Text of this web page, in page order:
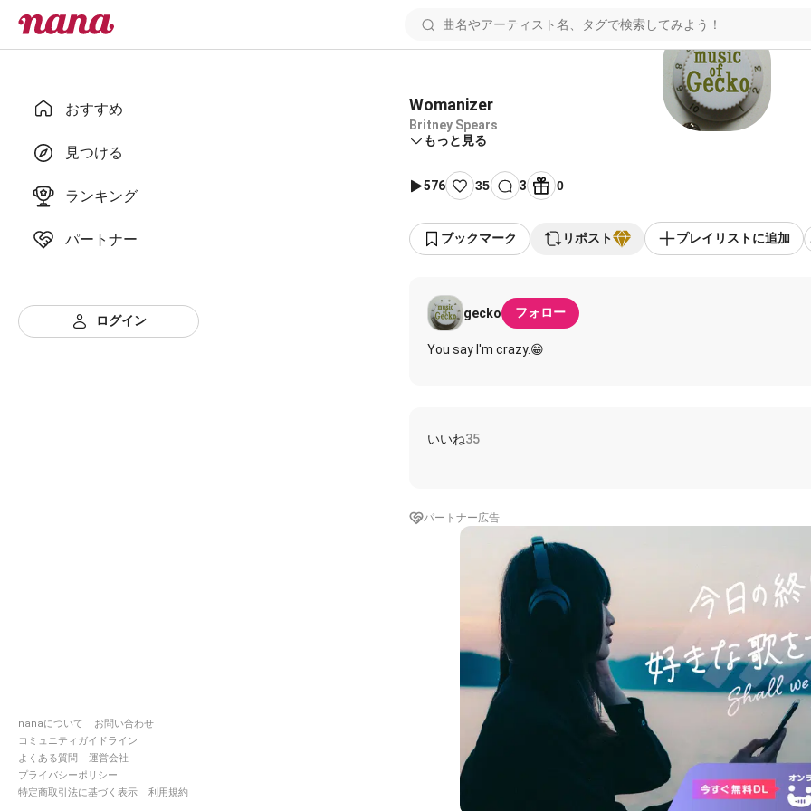
おすすめ
見つける
ランキング
パートナー
ログイン
nanaについて
お問い合わせ
コミュニティガイドライン
よくある質問
運営会社
プライバシーポリシー
特定商取引法に基づく表示
利用規約
Womanizer
Britney Spears
もっと見る
576 35 3 0
ブックマーク リポスト プレイリストに追加
gecko フォロー
You say I'm crazy.😁
いいね35
パートナー広告